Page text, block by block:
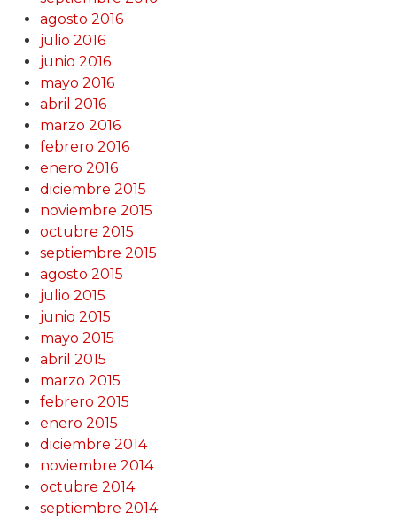
agosto 2016
julio 2016
junio 2016
mayo 2016
abril 2016
marzo 2016
febrero 2016
enero 2016
diciembre 2015
noviembre 2015
octubre 2015
septiembre 2015
agosto 2015
julio 2015
junio 2015
mayo 2015
abril 2015
marzo 2015
febrero 2015
enero 2015
diciembre 2014
noviembre 2014
octubre 2014
septiembre 2014